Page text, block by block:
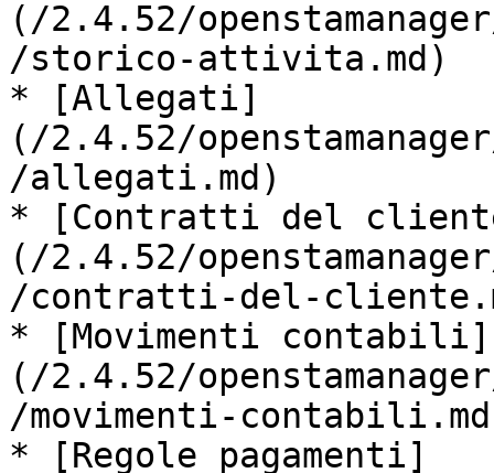
(/2.4.52/
/storico-attivita.md)
* [Allegati]
(/2.4.52/
/allegati.md)
* [Contratti del
(/2.4.52/
/contratti-del-
* [Movimenti contabili]
(/2.4.52/
/movimenti-
* [Regole pagamenti]